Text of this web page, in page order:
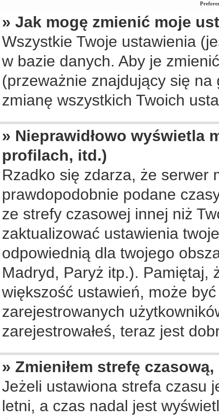
» Jak mogę zmienić moje
Wszystkie Twoje ustawienia
w bazie danych. Aby je
(przeważnie znajdujący się
zmianę wszystkich Twoich
» Nieprawidłowo wyświetla
profilach, itd.)
Rzadko się zdarza, że serwer
prawdopodobnie podane
ze strefy czasowej innej niż
zaktualizować ustawienia
odpowiednią dla twojego
Madryd, Paryż itp.). Pamiętaj,
większość ustawień, może
zarejestrowanych
zarejestrowałeś, teraz jest
» Zmieniłem strefę
Jeżeli ustawiona strefa czasu
letni, a czas nadal jest